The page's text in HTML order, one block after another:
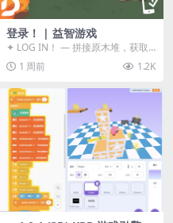
登录！ | 益智游戏
✦ LOG IN！ — 拼接原木堆，获取
分数！ ᑕ☲◎ ᑕ☲◎ ᑕ☲◎ ᑕ☲◎ ...
1 周前 1.2K